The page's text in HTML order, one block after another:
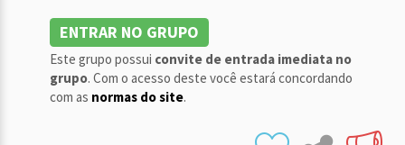
ENTRAR NO GRUPO
Este grupo possui convite de entrada imediata no
grupo. Com o acesso deste você estará concordando
com as normas do site.